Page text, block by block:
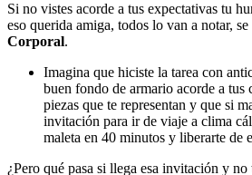
Si no vistes acorde a tus expectativas tu
eso querida amiga, todos lo van a notar,
Corporal.
Imagina que hiciste la tarea con
buen fondo de armario acorde a tus
piezas que te representan y que si
invitación para ir de viaje a clima
maleta en 40 minutos y liberarte de
¿Pero qué pasa si llega esa invitación y